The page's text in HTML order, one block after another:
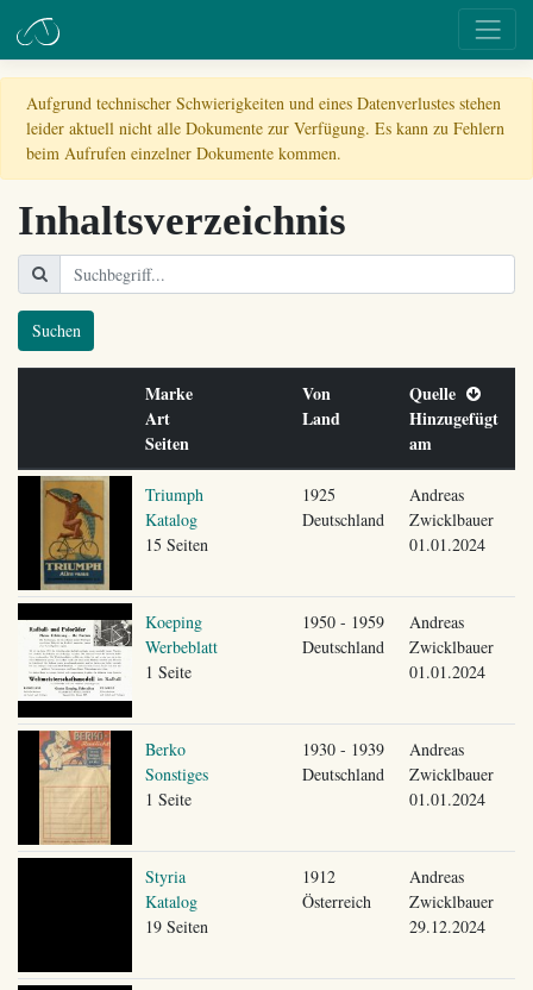
Aufgrund technischer Schwierigkeiten und eines Datenverlustes stehen
leider aktuell nicht alle Dokumente zur Verfügung. Es kann zu Fehlern
beim Aufrufen einzelner Dokumente kommen.
Inhaltsverzeichnis
Suchen
Marke
Art
Seiten
Von
Land
Quelle
Hinzugefügt
am
Triumph
Katalog
15 Seiten
1925
Deutschland
Andreas
Zwicklbauer
01.01.2024
Koeping
Werbeblatt
1 Seite
1950 - 1959
Deutschland
Andreas
Zwicklbauer
01.01.2024
Berko
Sonstiges
1 Seite
1930 - 1939
Deutschland
Andreas
Zwicklbauer
01.01.2024
Styria
Katalog
19 Seiten
1912
Österreich
Andreas
Zwicklbauer
29.12.2024